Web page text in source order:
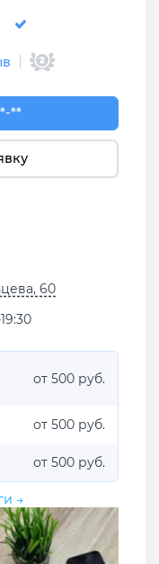
51
**
60
от 500 руб.
от 500 руб.
от 500 руб.
→